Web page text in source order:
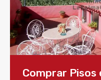
Comprar Pisos